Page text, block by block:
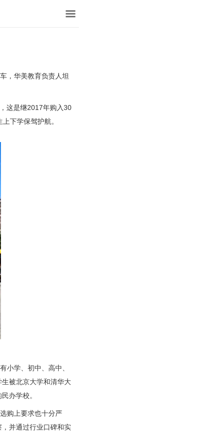
，华美教育负责人坦
这是继2017年购入30
下学保驾护航。
学、初中、高中、
被北京大学和清华大
办学校。
购上要求也十分严
并通过行业口碑和实